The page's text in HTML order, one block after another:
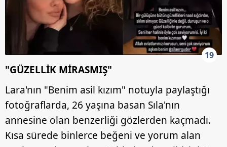
19
"GÜZELLİK MİRASMIŞ"
Lara'nın "Benim asil kızım" notuyla paylaştığı
fotoğraflarda, 26 yaşına basan Sıla'nın
annesine olan benzerliği gözlerden kaçmadı.
Kısa sürede binlerce beğeni ve yorum alan